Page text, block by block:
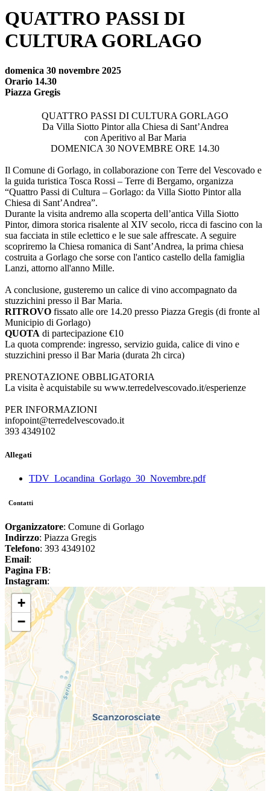
QUATTRO PASSI DI
CULTURA GORLAGO
domenica 30 novembre 2025
Orario 14.30
Piazza Gregis
QUATTRO PASSI DI CULTURA GORLAGO
Da Villa Siotto Pintor alla Chiesa di Sant’Andrea
con Aperitivo al Bar Maria
DOMENICA 30 NOVEMBRE ORE 14.30
Il Comune di Gorlago, in collaborazione con Terre del Vescovado e
la guida turistica Tosca Rossi – Terre di Bergamo, organizza
“Quattro Passi di Cultura – Gorlago: da Villa Siotto Pintor alla
Chiesa di Sant’Andrea”.
Durante la visita andremo alla scoperta dell’antica Villa Siotto
Pintor, dimora storica risalente al XIV secolo, ricca di fascino con la
sua facciata in stile eclettico e le sue sale affrescate. A seguire
scopriremo la Chiesa romanica di Sant’Andrea, la prima chiesa
costruita a Gorlago che sorse con l'antico castello della famiglia
Lanzi, attorno all'anno Mille.
A conclusione, gusteremo un calice di vino accompagnato da
stuzzichini presso il Bar Maria.
RITROVO fissato alle ore 14.20 presso Piazza Gregis (di fronte al
Municipio di Gorlago)
QUOTA di partecipazione €10
La quota comprende: ingresso, servizio guida, calice di vino e
stuzzichini presso il Bar Maria (durata 2h circa)
PRENOTAZIONE OBBLIGATORIA
La visita è acquistabile su www.terredelvescovado.it/esperienze
PER INFORMAZIONI
infopoint@terredelvescovado.it
393 4349102
Allegati
TDV_Locandina_Gorlago_30_Novembre.pdf
Contatti
Organizzatore: Comune di Gorlago
Indirzzo: Piazza Gregis
Telefono: 393 4349102
Email:
Pagina FB:
Instagram:
+
−